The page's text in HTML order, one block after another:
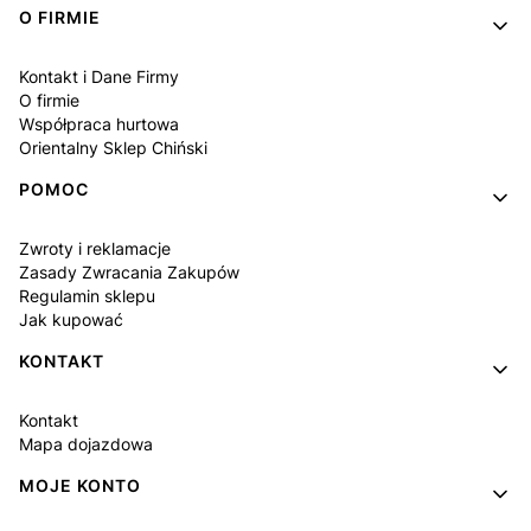
Linki w stopce
O FIRMIE
Kontakt i Dane Firmy
O firmie
Współpraca hurtowa
Orientalny Sklep Chiński
POMOC
Zwroty i reklamacje
Zasady Zwracania Zakupów
Regulamin sklepu
Jak kupować
KONTAKT
Kontakt
Mapa dojazdowa
MOJE KONTO